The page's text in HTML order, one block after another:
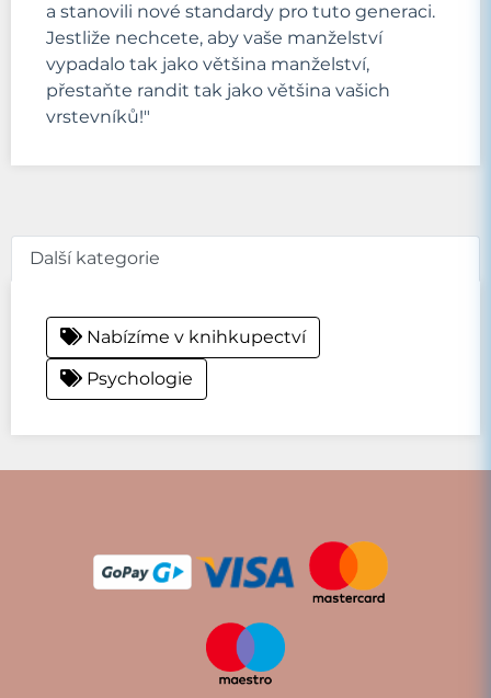
a stanovili nové standardy pro tuto generaci.
Jestliže nechcete, aby vaše manželství
vypadalo tak jako většina manželství,
přestaňte randit tak jako většina vašich
vrstevníků!"
Další kategorie
Nabízíme v knihkupectví
Psychologie